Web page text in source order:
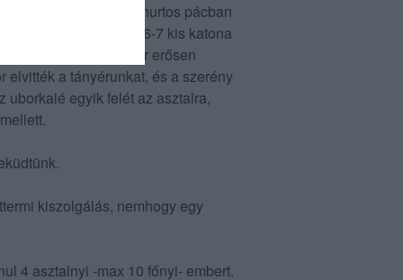
Ő ugyanis curry-s joghurtos pácban
is 5-6 deka húst (kb 6-7 kis katona
de itt már erősen
elvitték a tányérunkat, és a szerény
uborkalé egyik felét az asztalra,
kiszolgálás, nemhogy egy
4 asztalnyi -max 10 főnyi- embert.